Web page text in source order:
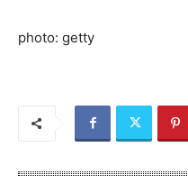
photo: getty